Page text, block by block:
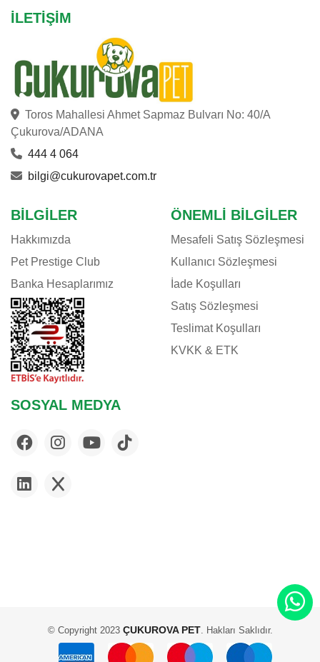
İLETIŞIM
Toros Mahallesi Ahmet Sapmaz Bulvarı No: 40/A
Çukurova/ADANA
444 4 064
bilgi@cukurovapet.com.tr
BILGILER
Hakkımızda
Pet Prestige Club
Banka Hesaplarımız
ÖNEMLI BILGILER
Mesafeli Satış Sözleşmesi
Kullanıcı Sözleşmesi
İade Koşulları
Satış Sözleşmesi
Teslimat Koşulları
KVKK & ETK
SOSYAL MEDYA
© Copyright 2023ÇUKUROVA PET. Hakları Saklıdır.